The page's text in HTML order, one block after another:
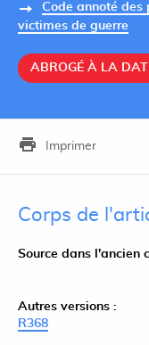
Code annoté
victimes de guerre
ABROGÉ À LA
Imprimer
Corps de
Source dans l'ancien
Autres versions :
R368